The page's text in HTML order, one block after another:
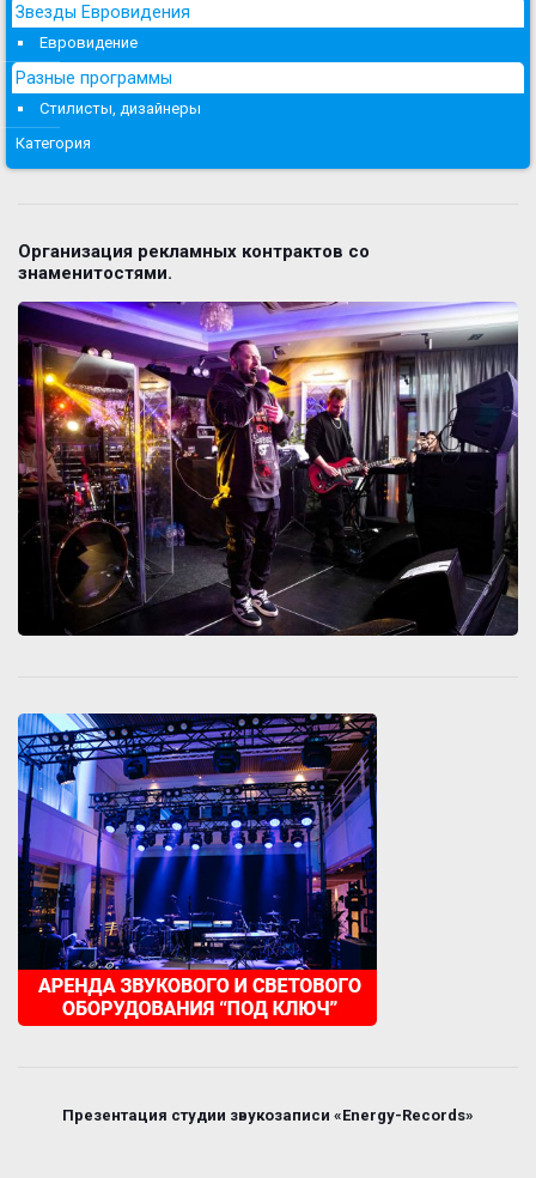
Звезды Евровидения
Евровидение
Разные программы
Стилисты, дизайнеры
Категория
Организация рекламных контрактов со
знаменитостями.
Презентация студии звукозаписи «Energy-Records»